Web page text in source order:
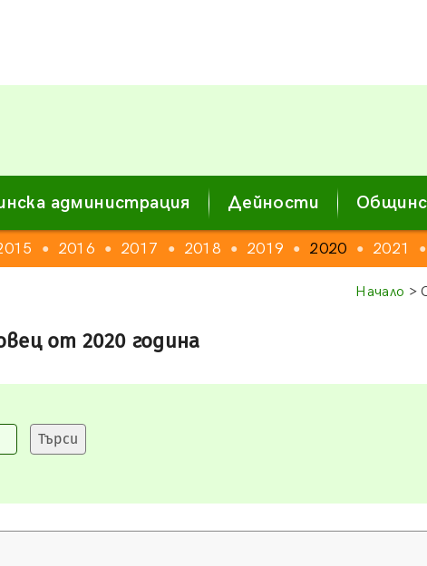
администрация Дейности
● 2016 ● 2017 ● 2018 ● 2019 ● 2020 ● 2021 ●
Начало >
от 2020 година